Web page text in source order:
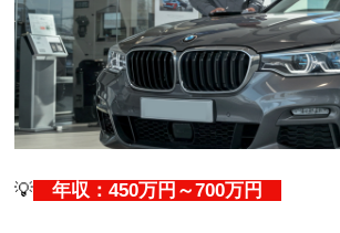
💡 年収：450万円～700万円